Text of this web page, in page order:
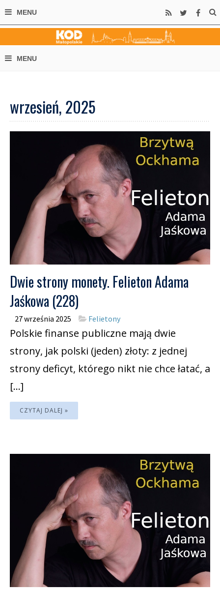
wrzesień, 2025
Dwie strony monety. Felieton Adama
Jaśkowa (228)
27 września 2025 Felietony
Polskie finanse publiczne mają dwie
strony, jak polski (jeden) złoty: z jednej
strony deficyt, którego nikt nie chce łatać, a
[…]
CZYTAJ DALEJ »